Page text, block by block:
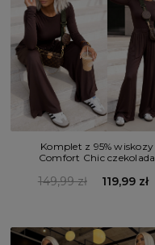
Komplet z 95% wiskozy
Comfort Chic czekolada
149,99 zł 119,99 zł